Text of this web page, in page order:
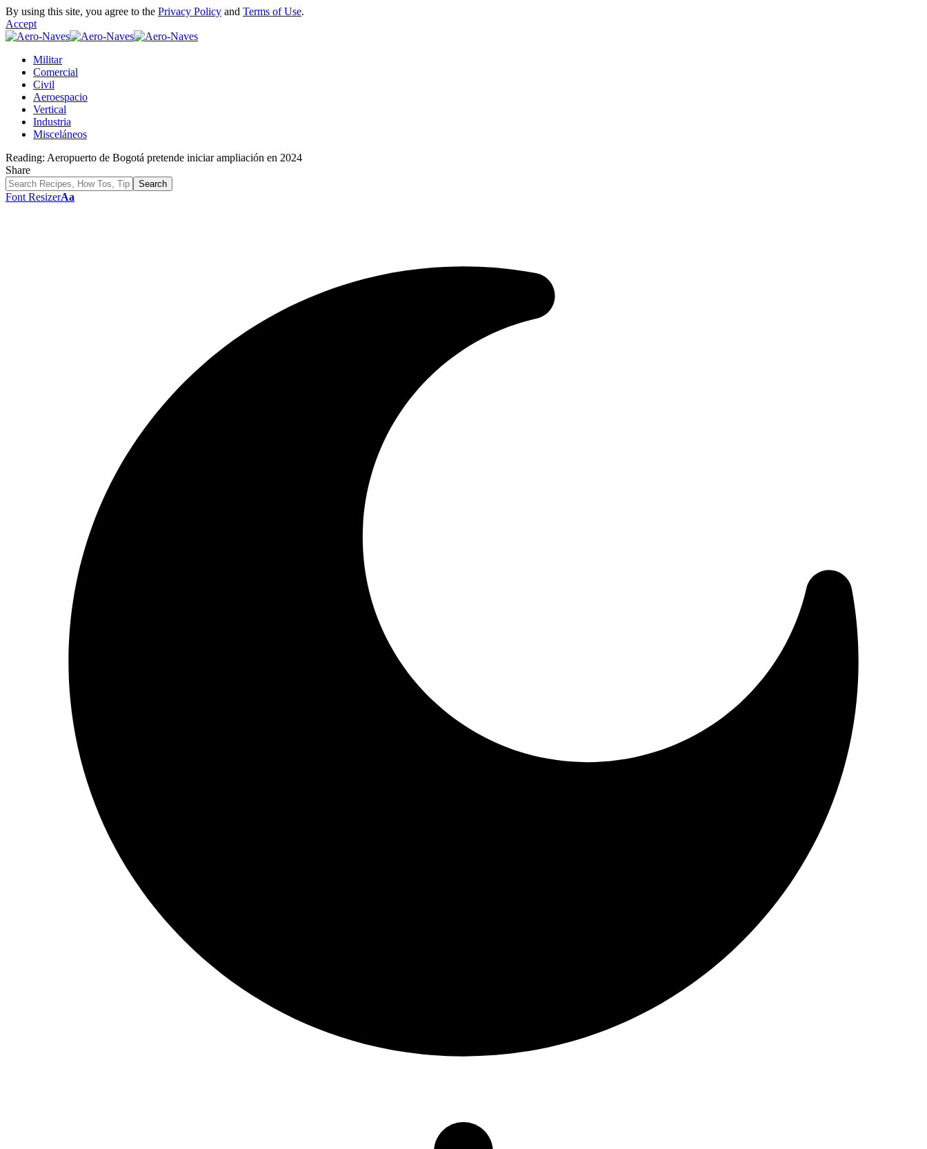
By using this site, you agree to the Privacy Policy and Terms of Use.
Accept
Militar
Comercial
Civil
Aeroespacio
Vertical
Industria
Misceláneos
Reading: Aeropuerto de Bogotá pretende iniciar ampliación en 2024
Share
Font ResizerAa